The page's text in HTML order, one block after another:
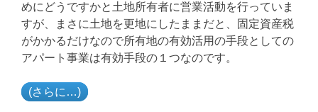
めにどうですかと土地所有者に営業活動を行っていま
すが、まさに土地を更地にしたままだと、固定資産税
がかかるだけなので所有地の有効活用の手段としての
アパート事業は有効手段の１つなのです。
(さらに…)